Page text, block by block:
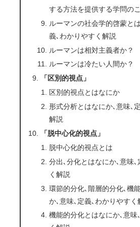
する方法を提供する学問のこ
ルーマンの社会学的啓蒙と
義､わかりやすく解説
ルーマンは相対主義者か？
ルーマンは冷たい人間か？
「区別的視点」
区別的視点とはなにか
形式分析とはなにか､意味､
解説
「脱中心化的視点」
脱中心化的視点とは
分出､分化とはなにか､意味､
く解説
環節的分化､階層的分化､機
か､意味､定義､わかりやすく
機能的分化とはなにか､意味